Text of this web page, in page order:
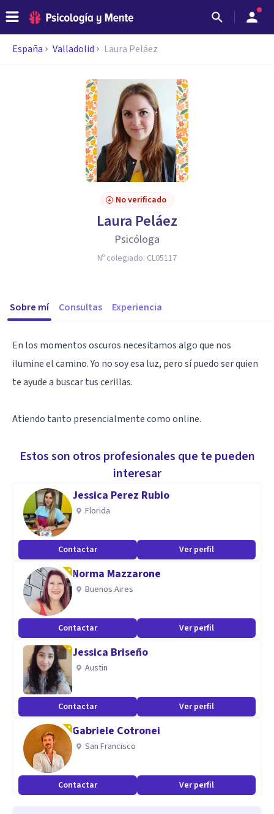
España Valladolid Laura Peláez
No verificado
Laura Peláez
Psicóloga
Nº colegiado: CL05117
Sobre mí Consultas Experiencia
En los momentos oscuros necesitamos algo que nos
ilumine el camino. Yo no soy esa luz, pero sí puedo ser quien
te ayude a buscar tus cerillas.
Atiendo tanto presencialmente como online.
Estos son otros profesionales que te pueden
interesar
Jessica Perez Rubio
Florida
Contactar Ver perfil
Norma Mazzarone
Buenos Aires
Contactar Ver perfil
Jessica Briseño
Austin
Contactar Ver perfil
Gabriele Cotronei
San Francisco
Contactar Ver perfil